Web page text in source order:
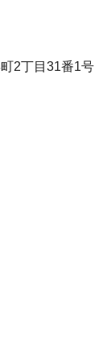
2丁目31番1号